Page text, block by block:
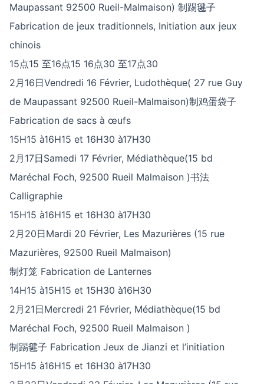
Maupassant 92500 Rueil-Malmaison) 制踢毽子
Fabrication de jeux traditionnels, Initiation aux jeux
chinois
15点15 至16点15 16点30 至17点30
2月16日Vendredi 16 Février, Ludothèque( 27 rue Guy
de Maupassant 92500 Rueil-Malmaison)制鸡蛋袋子
Fabrication de sacs à œufs
15H15 à16H15 et 16H30 à17H30
2月17日Samedi 17 Février, Médiathèque(15 bd
Maréchal Foch, 92500 Rueil Malmaison )书法
Calligraphie
15H15 à16H15 et 16H30 à17H30
2月20日Mardi 20 Février, Les Mazurières (15 rue
Mazurières, 92500 Rueil Malmaison)
制灯笼 Fabrication de Lanternes
14H15 à15H15 et 15H30 à16H30
2月21日Mercredi 21 Février, Médiathèque(15 bd
Maréchal Foch, 92500 Rueil Malmaison )
制踢毽子 Fabrication Jeux de Jianzi et l’initiation
15H15 à16H15 et 16H30 à17H30